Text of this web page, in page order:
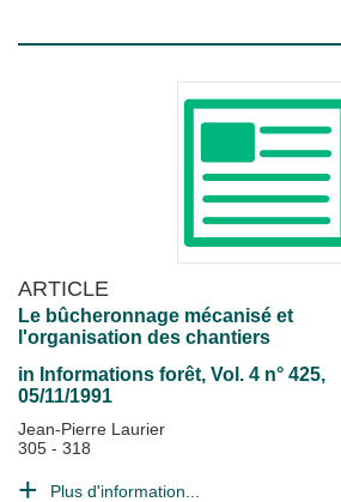
ARTICLE
Le bûcheronnage mécanisé et
l'organisation des chantiers
in Informations forêt, Vol. 4 n° 425,
05/11/1991
Jean-Pierre Laurier
305 - 318
Plus d'information...